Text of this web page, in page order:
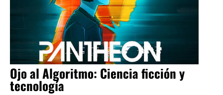
Ojo al Algoritmo: Ciencia ficción y
tecnología